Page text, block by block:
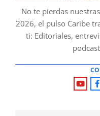
No te pierdas
2026, el pulso Caribe
ti: Editoriales,